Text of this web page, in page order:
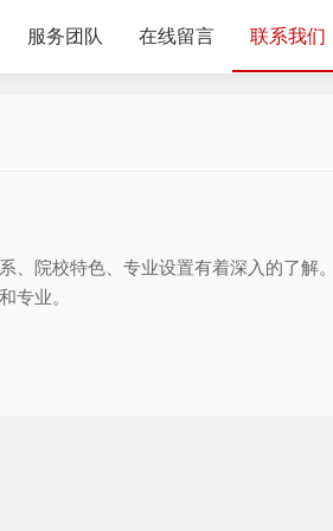
服务团队 在线留言 联系我们
、院校特色、专业设置有着深入的了解
专业。